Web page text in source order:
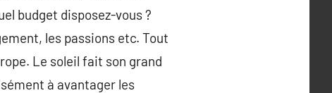
budget disposez-vous ?
les passions etc. Tout
Le soleil fait son grand
à avantager les